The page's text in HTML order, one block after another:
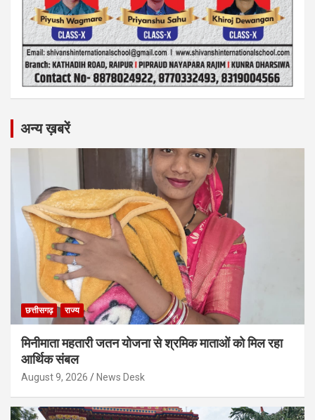
अन्य ख़बरें
छत्तीसगढ़ राज्य
मिनीमाता महतारी जतन योजना से श्रमिक माताओं को मिल रहा
आर्थिक संबल
August 9, 2026 News Desk